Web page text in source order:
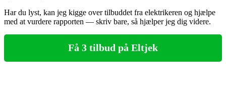
Har du lyst, kan jeg kigge over tilbuddet fra elektrikeren og hjælpe
med at vurdere rapporten — skriv bare, så hjælper jeg dig videre.
Få 3 tilbud på Eltjek